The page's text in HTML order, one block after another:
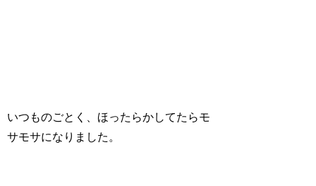
いつものごとく、ほったらかしてたらモ
サモサになりました。